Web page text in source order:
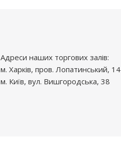
Адреси наших торгових залів:
м. Харків, пров. Лопатинський, 14
м. Київ, вул. Вишгородська, 38